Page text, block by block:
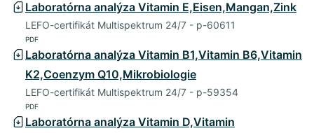
Laboratórna analýza Vitamin E,Eisen,Mangan,Zink
LEFO-certifikát Multispektrum 24/7 - p-60611
PDF
Laboratórna analýza Vitamin B1,Vitamin B6,Vitamin
K2,Coenzym Q10,Mikrobiologie
LEFO-certifikát Multispektrum 24/7 - p-59354
PDF
Laboratórna analýza Vitamin D,Vitamin